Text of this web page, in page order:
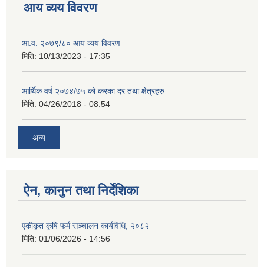
आय व्यय विवरण
आ.व. २०७९/८० आय व्यय विवरण
मिति: 10/13/2023 - 17:35
आर्थिक वर्ष २०७४/७५ को करका दर तथा क्षेत्रहरु
मिति: 04/26/2018 - 08:54
अन्य
ऐन, कानुन तथा निर्देशिका
एकीकृत कृषि फर्म सञ्चालन कार्यविधि, २०८२
मिति: 01/06/2026 - 14:56